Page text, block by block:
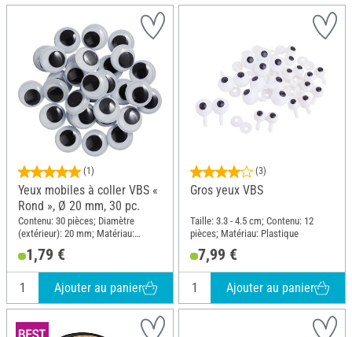
(1)
Yeux mobiles à coller VBS «
Rond », Ø 20 mm, 30 pc.
Contenu: 30 pièces; Diamètre
(extérieur): 20 mm; Matériau:
Plastique
1,79 €
Ajouter au panier
(3)
Gros yeux VBS
Taille: 3.3 - 4.5 cm; Contenu: 12
pièces; Matériau: Plastique
7,99 €
Ajouter au panier